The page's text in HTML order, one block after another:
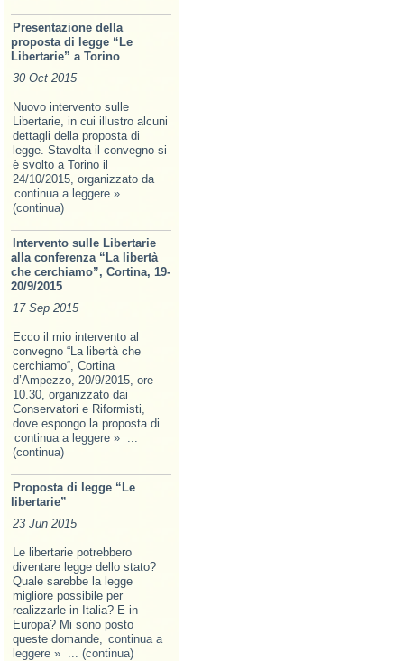
Presentazione della
proposta di legge “Le
Libertarie” a Torino
30 Oct 2015
Nuovo intervento sulle
Libertarie, in cui illustro alcuni
dettagli della proposta di
legge. Stavolta il convegno si
è svolto a Torino il
24/10/2015, organizzato da
continua a leggere » ...
(continua)
Intervento sulle Libertarie
alla conferenza “La libertà
che cerchiamo”, Cortina, 19-
20/9/2015
17 Sep 2015
Ecco il mio intervento al
convegno “La libertà che
cerchiamo“, Cortina
d’Ampezzo, 20/9/2015, ore
10.30, organizzato dai
Conservatori e Riformisti,
dove espongo la proposta di
continua a leggere » ...
(continua)
Proposta di legge “Le
libertarie”
23 Jun 2015
Le libertarie potrebbero
diventare legge dello stato?
Quale sarebbe la legge
migliore possibile per
realizzarle in Italia? E in
Europa? Mi sono posto
queste domande, continua a
leggere » ... (continua)